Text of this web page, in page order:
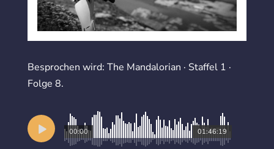
Besprochen wird: The Mandalorian · Staffel 1 ·
Folge 8.
01:46:19
00:00